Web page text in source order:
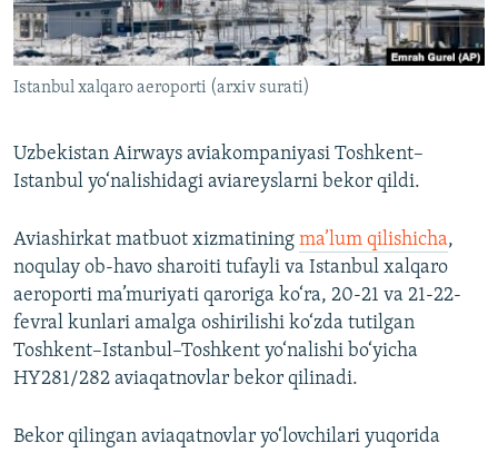
Istanbul xalqaro aeroporti (arxiv surati)
Uzbekistan Airways aviakompaniyasi Toshkent–
Istanbul yo‘nalishidagi aviareyslarni bekor qildi.
Aviashirkat matbuot xizmatining ma’lum qilishicha,
noqulay ob-havo sharoiti tufayli va Istanbul xalqaro
aeroporti ma’muriyati qaroriga ko‘ra, 20-21 va 21-22-
fevral kunlari amalga oshirilishi ko‘zda tutilgan
Toshkent–Istanbul–Toshkent yo‘nalishi bo‘yicha
HY281/282 aviaqatnovlar bekor qilinadi.
Bekor qilingan aviaqatnovlar yo‘lovchilari yuqorida